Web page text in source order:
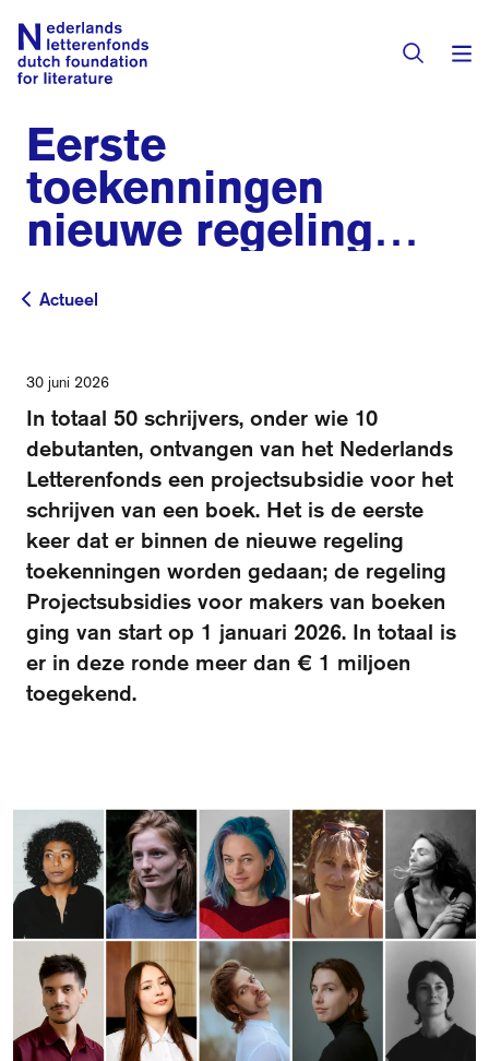
Subsidies
Activiteiten
Programma's
Residenties
Vertalingendatabase
Toekenningen
Actueel
Over het fonds
Over het fonds
Veelgestelde vragen
Ontmoet de organisatie
Publicaties
Schrijf je in voor de nieuwsbrief
Visit International website
Eerste
toekenningen
nieuwe regeling
voor makers van
Actueel
Actueel
30 juni 2026
In totaal 50 schrijvers, onder wie 10
debutanten, ontvangen van het Nederlands
Letterenfonds een projectsubsidie voor het
schrijven van een boek. Het is de eerste
keer dat er binnen de nieuwe regeling
toekenningen worden gedaan; de regeling
Projectsubsidies voor makers van boeken
ging van start op 1 januari 2026. In totaal is
er in deze ronde meer dan € 1 miljoen
toegekend.